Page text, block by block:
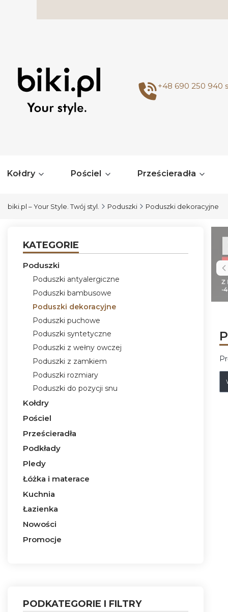
+48 690 250 940
Kołdry Pościel Prześcieradła
biki.pl – Your Style. Twój styl. Poduszki Poduszki dekoracyjne
KATEGORIE
Poduszki
Poduszki antyalergiczne
Poduszki bambusowe
Poduszki dekoracyjne
Poduszki puchowe
Poduszki syntetyczne
Poduszki z wełny owczej
Poduszki z zamkiem
Poduszki rozmiary
Poduszki do pozycji snu
Kołdry
Pościel
Prześcieradła
Podkłady
Pledy
Łóżka i materace
Kuchnia
Łazienka
Nowości
Promocje
PODKATEGORIE I FILTRY